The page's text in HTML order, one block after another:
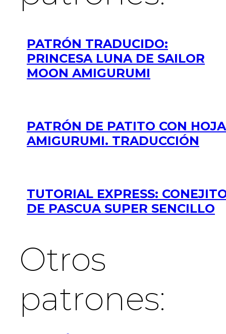
PATRÓN TRADUCIDO:
PRINCESA LUNA DE SAILOR
MOON AMIGURUMI
PATRÓN DE PATITO CON HOJA
AMIGURUMI. TRADUCCIÓN
TUTORIAL EXPRESS:
DE PASCUA SUPER SENCILLO
Otros
patrones: